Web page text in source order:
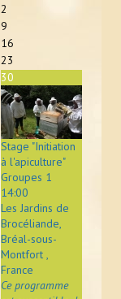
2
9
16
23
30
Stage "Initiation
à l'apiculture"
Groupes 1
14:00
Les Jardins de
Brocéliande,
Bréal-sous-
Montfort ,
France
Ce programme